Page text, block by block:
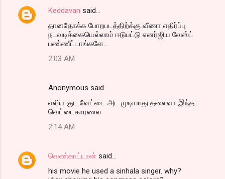
Keddavan said…
தானதோக்க போறபடத்திற்க்கு வீணா எதிர்ப்பு
நடவடிக்கையெல்லாம் ஈடுபட்டு எனர்ஜிய வேஸ்ட்
பண்ணீட்டாங்களே...
2:03 AM
Anonymous said…
எலிய குட வேட்டை அட முடியாது தலைவா இந்த
வெட்டைகாரணல
2:14 AM
வெண்காட்டான் said…
his movie he used a sinhala singer. why?